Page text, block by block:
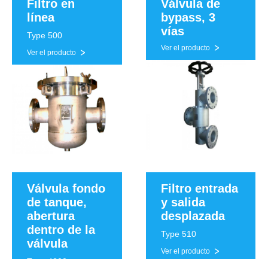
Filtro en
línea
Type 500
Ver el producto
Válvula de
bypass, 3
vías
Ver el producto
Válvula fondo
de tanque,
abertura
dentro de la
válvula
Filtro entrada
y salida
desplazada
Type 510
Ver el producto